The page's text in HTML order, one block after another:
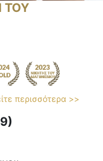
ΤΟΥ
περισσότερα >>